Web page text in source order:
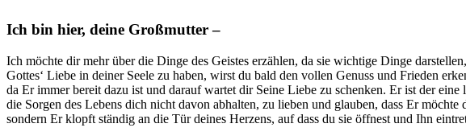
Ich bin hier, deine Großmutter –
Ich möchte dir mehr über die Dinge des Geistes erzählen, da sie wichtige Dinge
Gottes‘ Liebe in deiner Seele zu haben, wirst du bald den vollen Genuss und Frieden
da Er immer bereit dazu ist und darauf wartet dir Seine Liebe zu schenken. Er ist der
die Sorgen des Lebens dich nicht davon abhalten, zu lieben und glauben, dass Er
sondern Er klopft ständig an die Tür deines Herzens, auf dass du sie öffnest und Ihn